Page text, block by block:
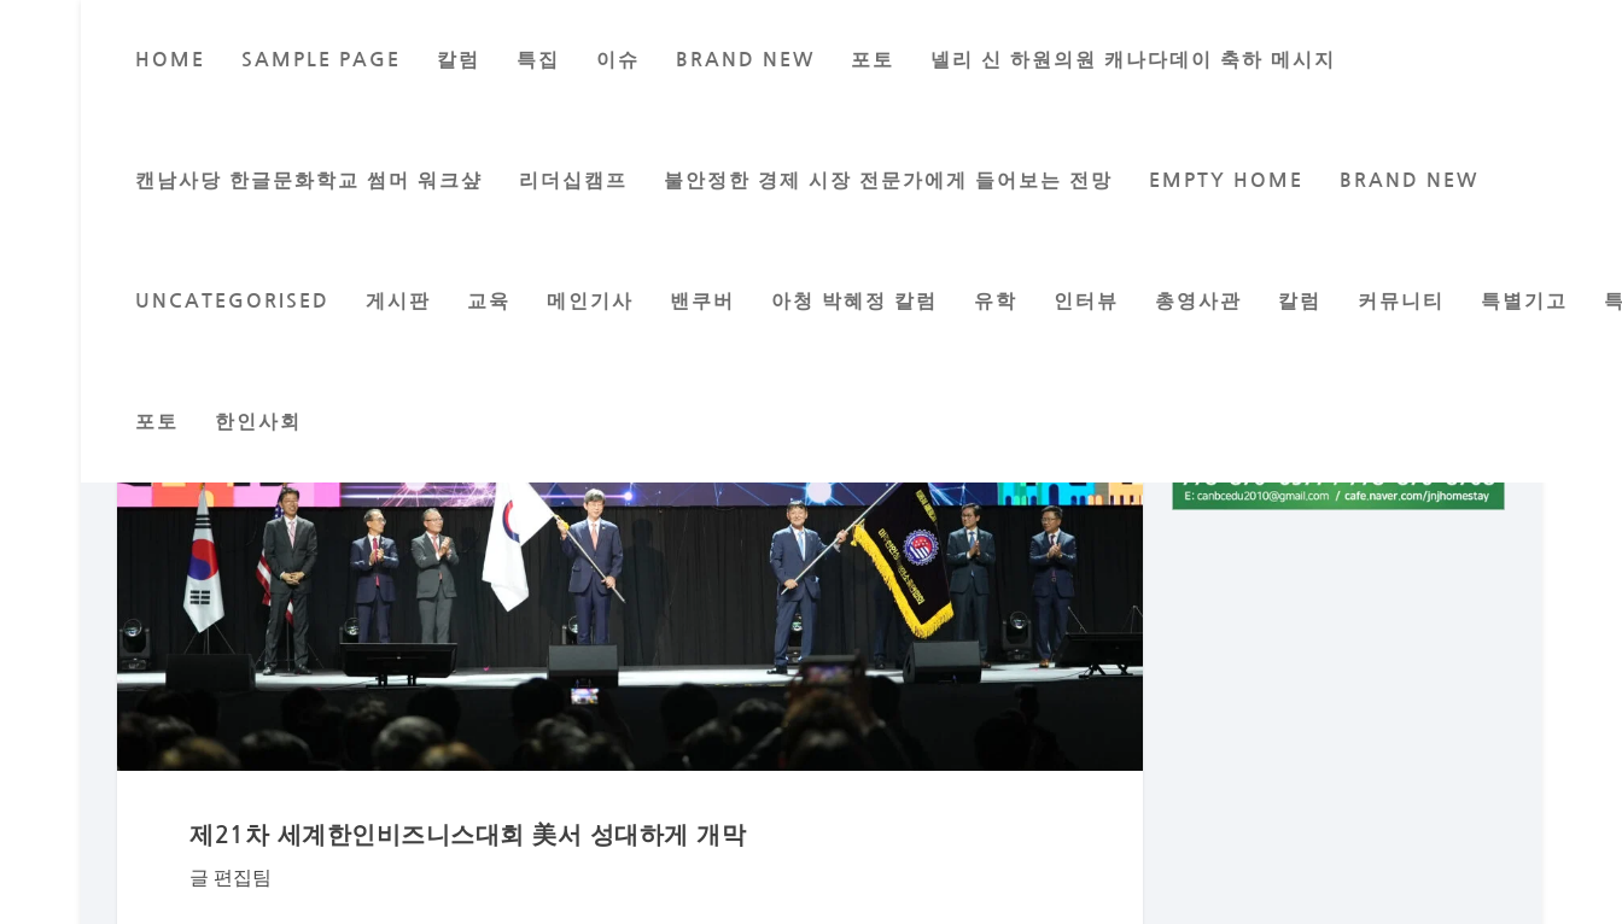
HOME SAMPLE PAGE 칼럼 특집 이슈 BRAND NEW 포토 넬리 신 하원의원 캐나다데이 축하 메시지
캔남사당 한글문화학교 썸머 워크샾 리더십캠프 불안정한 경제 시장 전문가에게 들어보는 전망 EMPTY HOME BRAND NEW
UNCATEGORISED 게시판 교육 메인기사 밴쿠버 아청 박혜정 칼럼 유학 인터뷰 총영사관 칼럼 커뮤니티 특별기고
포토 한인사회
Posted by밴쿠버 교육신문 편집팀 Nov 1, 2023| 커뮤니티,한인사회
제21차 세계한인비즈니스대회 美서 성대하게 개막
글 편집팀